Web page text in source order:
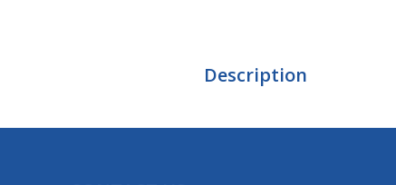
Description